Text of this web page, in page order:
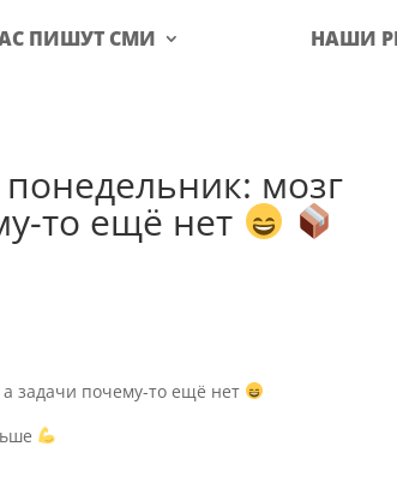
ПИШУТ СМИ НАШИ
мозг
то ещё нет
задачи почему-то ещё нет